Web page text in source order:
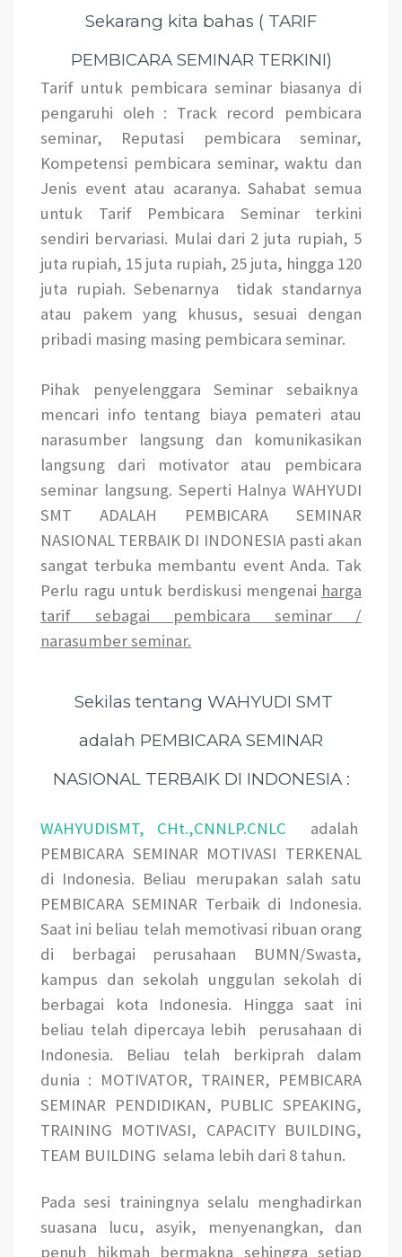
Sekarang kita bahas ( TARIF
PEMBICARA SEMINAR TERKINI)
Tarif untuk pembicara seminar biasanya di
pengaruhi oleh : Track record pembicara
seminar, Reputasi pembicara seminar,
Kompetensi pembicara seminar, waktu dan
Jenis event atau acaranya. Sahabat semua
untuk Tarif Pembicara Seminar terkini
sendiri bervariasi. Mulai dari 2 juta rupiah, 5
juta rupiah, 15 juta rupiah, 25 juta, hingga 120
juta rupiah. Sebenarnya
tidak standarnya
atau pakem yang khusus, sesuai dengan
pribadi masing masing pembicara seminar.
Pihak penyelenggara Seminar sebaiknya
mencari info tentang biaya pemateri atau
narasumber langsung dan komunikasikan
langsung dari motivator atau pembicara
seminar langsung. Seperti Halnya WAHYUDI
SMT ADALAH PEMBICARA SEMINAR
NASIONAL TERBAIK DI INDONESIA pasti akan
sangat terbuka membantu event Anda. Tak
Perlu ragu untuk berdiskusi mengenai harga
tarif sebagai pembicara seminar /
narasumber seminar.
Sekilas tentang WAHYUDI SMT
adalah PEMBICARA SEMINAR
NASIONAL TERBAIK DI INDONESIA :
WAHYUDISMT, CHt.,CNNLP.CNLC adalah
PEMBICARA SEMINAR MOTIVASI TERKENAL
di Indonesia. Beliau merupakan salah satu
PEMBICARA SEMINAR Terbaik di Indonesia.
Saat ini beliau telah memotivasi ribuan orang
di berbagai perusahaan BUMN/Swasta,
kampus dan sekolah unggulan sekolah di
berbagai kota Indonesia. Hingga saat ini
beliau telah dipercaya lebih
perusahaan di
Indonesia. Beliau telah berkiprah dalam
dunia : MOTIVATOR, TRAINER, PEMBICARA
SEMINAR PENDIDIKAN, PUBLIC SPEAKING,
TRAINING MOTIVASI, CAPACITY BUILDING,
TEAM BUILDING selama lebih dari 8 tahun.
Pada sesi trainingnya selalu menghadirkan
suasana lucu, asyik, menyenangkan, dan
penuh hikmah bermakna sehingga setiap